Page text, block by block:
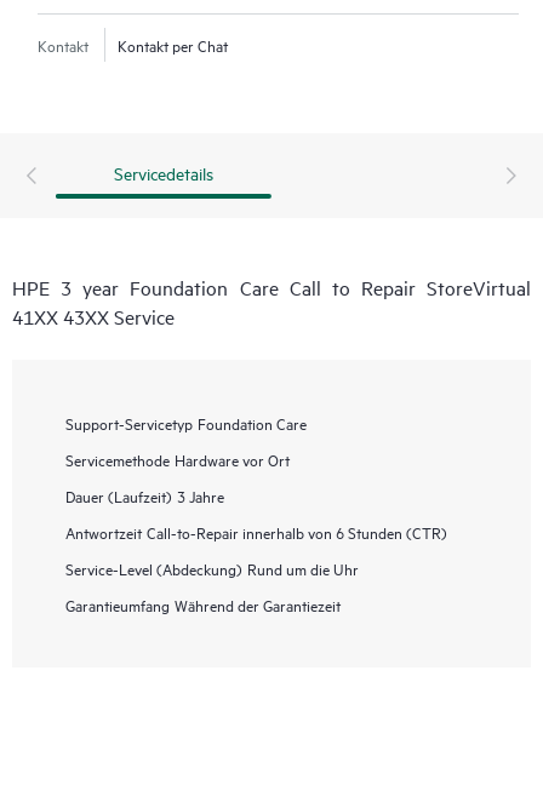
Kontakt Kontakt per Chat
Servicedetails
HPE 3 year Foundation Care Call to Repair StoreVirtual
41XX 43XX Service
Support-Servicetyp Foundation Care
Servicemethode Hardware vor Ort
Dauer (Laufzeit) 3 Jahre
Antwortzeit Call-to-Repair innerhalb von 6 Stunden (CTR)
Service-Level (Abdeckung) Rund um die Uhr
Garantieumfang Während der Garantiezeit